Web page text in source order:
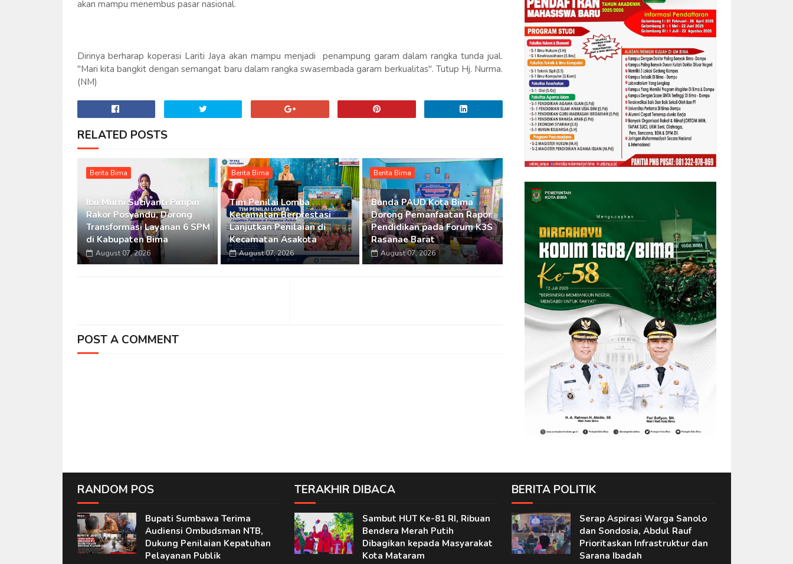
akan mampu menembus pasar nasional.
Dirinya berharap koperasi Lariti Jaya akan mampu menjadi penampung garam dalam rangka tunda jual.
"Mari kita bangkit dengan semangat baru dalam rangka swasembada garam berkualitas". Tutup Hj. Nurma.
(NM)
RELATED POSTS
Berita Bima
Ibu Murni Suciyanti Pimpin
Rakor Posyandu, Dorong
Transformasi Layanan 6 SPM
di Kabupaten Bima
August 07, 2026
Berita Bima
Tim Penilai Lomba
Kecamatan Berprestasi
Lanjutkan Penilaian di
Kecamatan Asakota
August 07, 2026
Berita Bima
Bunda PAUD Kota Bima
Dorong Pemanfaatan Rapor
Pendidikan pada Forum K3S
Rasanae Barat
August 07, 2026
POST A COMMENT
RANDOM POS
Bupati Sumbawa Terima
Audiensi Ombudsman NTB,
Dukung Penilaian Kepatuhan
Pelayanan Publik
TERAKHIR DIBACA
Sambut HUT Ke-81 RI, Ribuan
Bendera Merah Putih
Dibagikan kepada Masyarakat
Kota Mataram
BERITA POLITIK
Serap Aspirasi Warga Sanolo
dan Sondosia, Abdul Rauf
Prioritaskan Infrastruktur dan
Sarana Ibadah